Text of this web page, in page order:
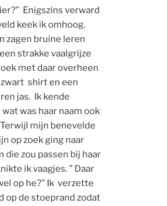
Enigszins verward
keek ik omhoog.
zagen bruine leren
strakke vaalgrijze
met daar overheen
shirt en een
jas. Ik kende
wat was haar naam ook
mijn benevelde
op zoek ging naar
die zou passen bij haar
ik vaagjes. ” Daar
op he?” Ik verzette
op de stoeprand zodat